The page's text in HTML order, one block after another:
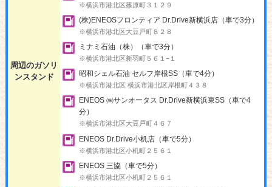
周辺のガソリ
ンスタンド
※横浜市港北区篠原町３１２９
(株)ENEOSフロンティア Dr.Drive新横浜店（車で3分）
※横浜市港北区大豆戸町８２８
ミナミ石油（株）（車で3分）
※横浜市港北区新羽町５６１−１
昭和シェル石油 セルフ岸根SS（車で4分）
※横浜市港北区 横浜市港北区岸根町４３８
ENEOS ㈱サンオータス Dr.Drive新横浜東SS（車で4
分）
※横浜市港北区大豆戸町４６７
ENEOS Dr.Drive小机店（車で5分）
※横浜市港北区小机町２５６１
ENEOS 三協（車で5分）
※横浜市港北区小机町２５６１